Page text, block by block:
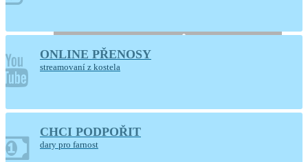
Marie
Ústí nad Orlicí
Generální úklid kostela
ONLINE PŘENOSY
streamovaní z kostela
CHCI PODPOŘIT
dary pro farnost